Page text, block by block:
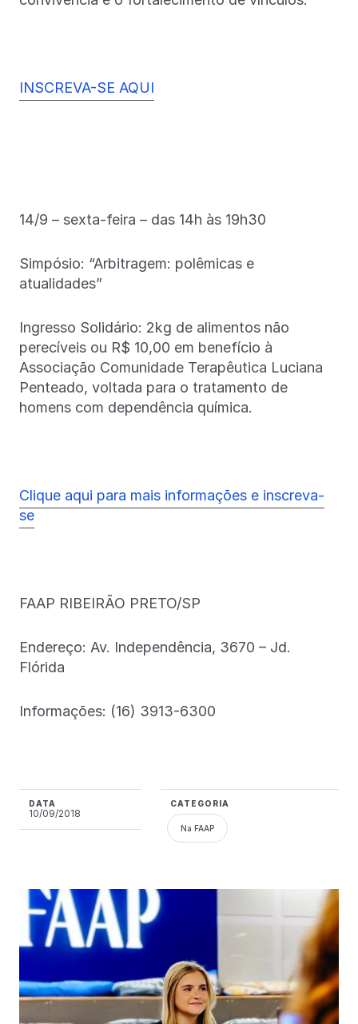
INSCREVA-SE AQUI
14/9 – sexta-feira – das 14h às 19h30
Simpósio: “Arbitragem: polêmicas e
atualidades”
Ingresso Solidário: 2kg de alimentos não
perecíveis ou R$ 10,00 em benefício à
Associação Comunidade Terapêutica Luciana
Penteado, voltada para o tratamento de
homens com dependência química.
Clique aqui para mais informações e inscreva-
se
FAAP RIBEIRÃO PRETO/SP
Endereço: Av. Independência, 3670 – Jd.
Flórida
Informações: (16) 3913-6300
DATA
10/09/2018
CATEGORIA
Na FAAP